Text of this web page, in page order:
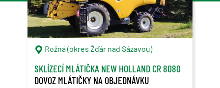
Rožná (okres Žďár nad Sázavou)
SKLÍZECÍ MLÁTIČKA NEW HOLLAND CR 8080
DOVOZ MLÁTIČKY NA OBJEDNÁVKU